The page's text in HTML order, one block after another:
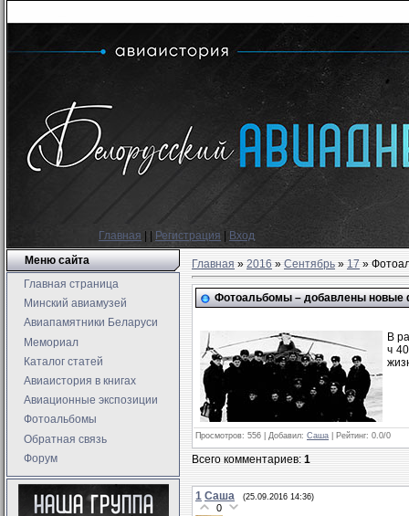
Главная Регистрация
Вход
Меню сайта
Главная страница
Минский авиамузей
Авиапамятники Беларуси
Мемориал
Каталог статей
Авиаистория в книгах
Авиационные экспозиции
Фотоальбомы
Обратная связь
Форум
Главная»2016 » Сентябрь » 17»
Фотоальбомы – добавлены новые
В
ч
Просмотров: 556 | Добавил: Саша Рейтинг: 0.0/0
Всего комментариев:1
1 Саша (25.09.2016 14:36)
0